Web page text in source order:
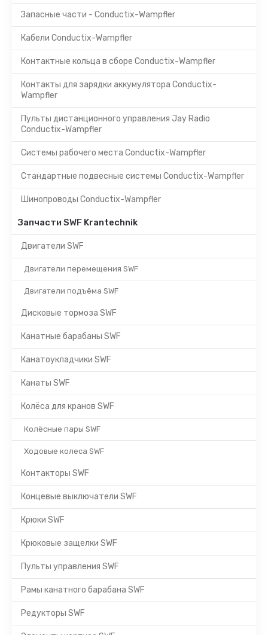
Запасные части - Conductix-Wampfler
Кабели Conductix-Wampfler
Контактные кольца в сборе Conductix-Wampfler
Контакты для зарядки аккумулятора Conductix-
Wampfler
Пульты дистанционного управления Jay Radio
Conductix-Wampfler
Системы рабочего места Conductix-Wampfler
Стандартные подвесные системы Conductix-Wampfler
Шинопроводы Conductix-Wampfler
Запчасти SWF Krantechnik
Двигатели SWF
Двигатели перемещения SWF
Двигатели подъёма SWF
Дисковые тормоза SWF
Канатные барабаны SWF
Канатоукладчики SWF
Канаты SWF
Колёса для кранов SWF
Колёсные пары SWF
Ходовые колеса SWF
Контакторы SWF
Концевые выключатели SWF
Крюки SWF
Крюковые защелки SWF
Пульты управления SWF
Рамы канатного барабана SWF
Редукторы SWF